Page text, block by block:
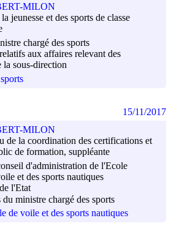
MILON
jeunesse et des sports de classe
chargé des sports
aux affaires relevant des
la sous-direction
MILON
de la coordination des certifications et
de formation, suppléante
d'administration de l'Ecole
et des sports nautiques
l'Etat
du ministre chargé des sports
de voile et des sports nautiques
15/11/2017